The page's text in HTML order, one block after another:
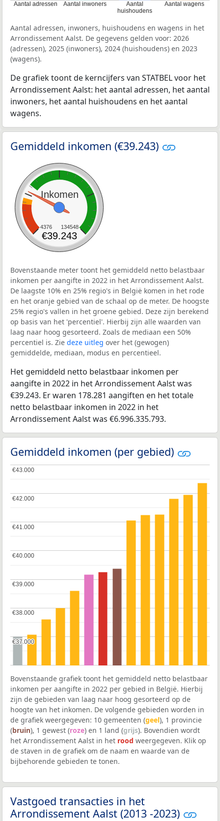
Aantal adressen Aantal inwoners
Aantal
huishoudens
Aantal wagens
Aantal adressen, inwoners, huishoudens en wagens in het
Arrondissement Aalst. De gegevens gelden voor: 2026
(adressen), 2025 (inwoners), 2024 (huishoudens) en 2023
(wagens).
De grafiek toont de kerncijfers van STATBEL voor het
Arrondissement Aalst: het aantal adressen, het aantal
inwoners, het aantal huishoudens en het aantal
wagens.
Gemiddeld inkomen (€39.243)
Inkomen
4376 134548
€39.243
Bovenstaande meter toont het gemiddeld netto belastbaar
inkomen per aangifte in 2022 in het Arrondissement Aalst.
De laagste 10% en 25% regio's in België komen in het rode
en het oranje gebied van de schaal op de meter. De hoogste
25% regio's vallen in het groene gebied. Deze zijn berekend
op basis van het 'percentiel'. Hierbij zijn alle waarden van
laag naar hoog gesorteerd. Zoals de mediaan een 50%
percentiel is. Zie deze uitleg over het (gewogen)
gemiddelde, mediaan, modus en percentieel.
Het gemiddeld netto belastbaar inkomen per
aangifte in 2022 in het Arrondissement Aalst was
€39.243. Er waren 178.281 aangiften en het totale
netto belastbaar inkomen in 2022 in het
Arrondissement Aalst was €6.996.335.793.
Gemiddeld inkomen (per gebied)
€37.000
€37.000
€38.000
€38.000
€39.000
€39.000
€40.000
€40.000
€41.000
€41.000
€42.000
€42.000
€43.000
€43.000
Bovenstaande grafiek toont het gemiddeld netto belastbaar
inkomen per aangifte in 2022 per gebied in België. Hierbij
zijn de gebieden van laag naar hoog gesorteerd op de
hoogte van het inkomen. De volgende gebieden worden in
de grafiek weergegeven: 10 gemeenten (geel), 1 provincie
(bruin), 1 gewest (roze) en 1 land (grijs). Bovendien wordt
het Arrondissement Aalst in het rood weergegeven. Klik op
de staven in de grafiek om de naam en waarde van de
bijbehorende gebieden te tonen.
Vastgoed transacties in het
Arrondissement Aalst (2013 -2023)